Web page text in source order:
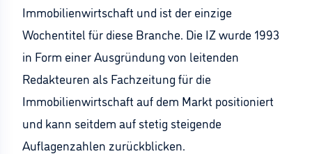
Immobilienwirtschaft und ist der einzige
Wochentitel für diese Branche. Die IZ wurde 1993
in Form einer Ausgründung von leitenden
Redakteuren als Fachzeitung für die
Immobilienwirtschaft auf dem Markt positioniert
und kann seitdem auf stetig steigende
Auflagenzahlen zurückblicken.